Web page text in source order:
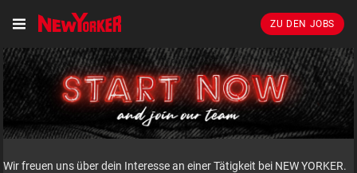
ZU DEN JOBS
Wir freuen uns über dein Interesse an einer Tätigkeit bei NEW YORKER.